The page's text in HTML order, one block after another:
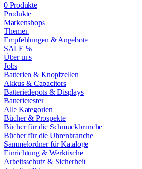
0 Produkte
Produkte
Markenshops
Themen
Empfehlungen & Angebote
SALE %
Über uns
Jobs
Batterien & Knopfzellen
Akkus & Capacitors
Batteriedepots & Displays
Batterietester
Alle Kategorien
Bücher & Prospekte
Bücher für die Schmuckbranche
Bücher für die Uhrenbranche
Sammelordner für Kataloge
Einrichtung & Werktische
Arbeitsschutz & Sicherheit